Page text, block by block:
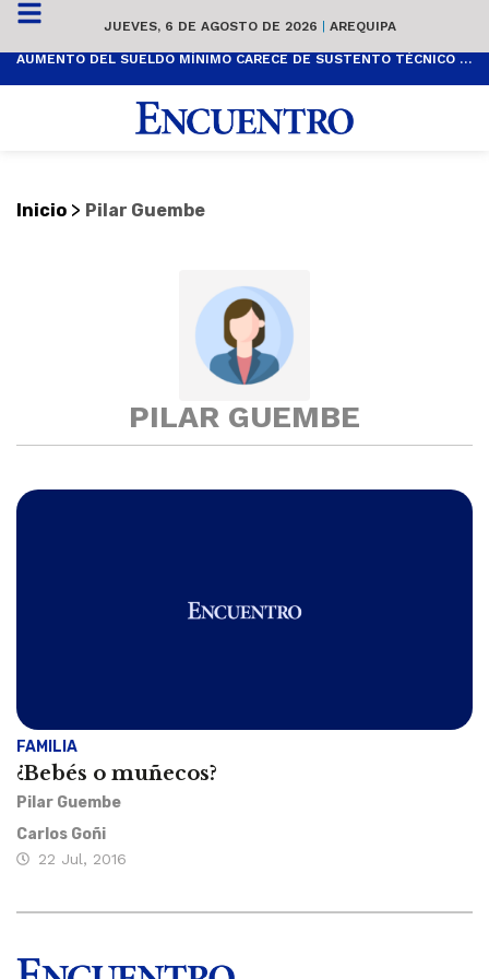
JUEVES, 6 DE AGOSTO DE 2026 | AREQUIPA
AUMENTO DEL SUELDO MÍNIMO CARECE DE SUSTENTO TÉCNICO Y ES POPULISTA
Inicio > Pilar Guembe
PILAR GUEMBE
FAMILIA
¿Bebés o muñecos?
Pilar Guembe
Carlos Goñi
22 Jul, 2016